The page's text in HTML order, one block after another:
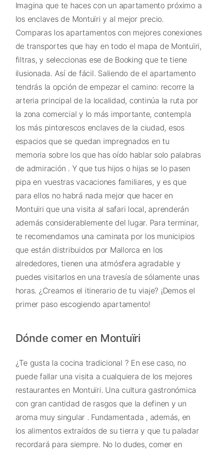
Imagina que te haces con un apartamento próximo a
los enclaves de Montuïri y al mejor precio.
Comparas los apartamentos con mejores conexiones
de transportes que hay en todo el mapa de Montuïri,
filtras, y seleccionas ese de Booking que te tiene
ilusionada. Así de fácil. Saliendo de el apartamento
tendrás la opción de empezar el camino: recorre la
arteria principal de la localidad, continúa la ruta por
la zona comercial y lo más importante, contempla
los más pintorescos enclaves de la ciudad, esos
espacios que se quedan impregnados en tu
memoria sobre los que has oído hablar solo palabras
de admiración . Y que tus hijos o hijas se lo pasen
pipa en vuestras vacaciones familiares, y es que
para ellos no habrá nada mejor que hacer en
Montuïri que una visita al safari local, aprenderán
además considerablemente del lugar. Para terminar,
te recomendamos una caminata por los municipios
que están distribuidos por Mallorca en los
alrededores, tienen una atmósfera agradable y
puedes visitarlos en una travesía de sólamente unas
horas. ¿Creamos el itinerario de tu viaje? ¡Demos el
primer paso escogiendo apartamento!
Dónde comer en Montuïri
¿Te gusta la cocina tradicional ? En ese caso, no
puede fallar una visita a cualquiera de los mejores
restaurantes en Montuïri. Una cultura gastronómica
con gran cantidad de rasgos que la definen y un
aroma muy singular . Fundamentada , además, en
los alimentos extraídos de su tierra y que tu paladar
recordará para siempre. No lo dudes, comer en